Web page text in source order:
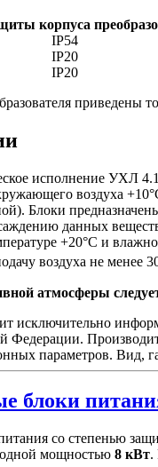
корпуса
IP54
IP20
IP20
приведены
исполнение УХЛ
воздуха
Блоки
данных
+20°С и
воздуха не менее
атмосферы
исключительно
Федерации.
параметров. Вид,
блоки
со степенью
мощностью 8 кВт.